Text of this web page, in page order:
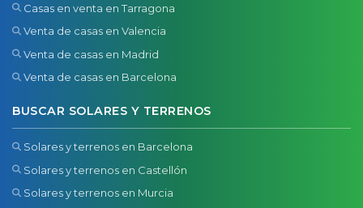
Casas en venta en Tarragona
Venta de casas en Valencia
Venta de casas en Madrid
Venta de casas en Barcelona
BUSCAR SOLARES Y TERRENOS
Solares y terrenos en Barcelona
Solares y terrenos en Castellón
Solares y terrenos en Murcia